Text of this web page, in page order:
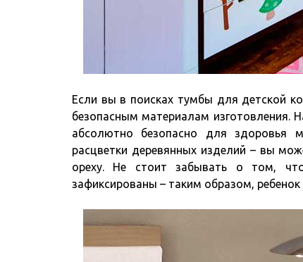
Если вы в поисках тумбы для детской
безопасным материалам изготовления.
абсолютно безопасно для здоровья
расцветки деревянных изделий – вы
ореху. Не стоит забывать о том,
зафиксированы – таким образом,